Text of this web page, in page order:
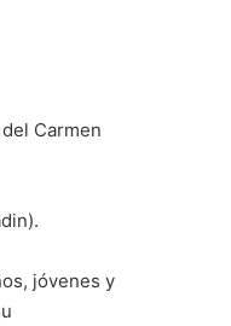
Carmen
jóvenes y